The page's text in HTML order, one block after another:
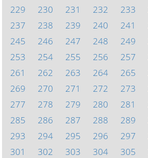
229
230 231 232 233
237
238 239 240 241
245
246 247 248 249
253
254 255 256 257
261
262 263 264 265
269
270 271 272 273
277
278 279 280 281
285
286 287 288 289
293
294 295 296 297
301
302 303 304 305